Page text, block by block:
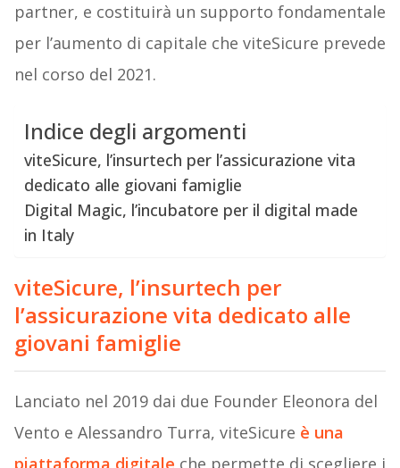
partner, e costituirà un supporto fondamentale
per l’aumento di capitale che viteSicure prevede
nel corso del 2021.
Indice degli argomenti
viteSicure, l’insurtech per l’assicurazione vita
dedicato alle giovani famiglie
Digital Magic, l’incubatore per il digital made
in Italy
viteSicure, l’insurtech per
l’assicurazione vita dedicato alle
giovani famiglie
Lanciato nel 2019 dai due Founder Eleonora del
Vento e Alessandro Turra, viteSicure è una